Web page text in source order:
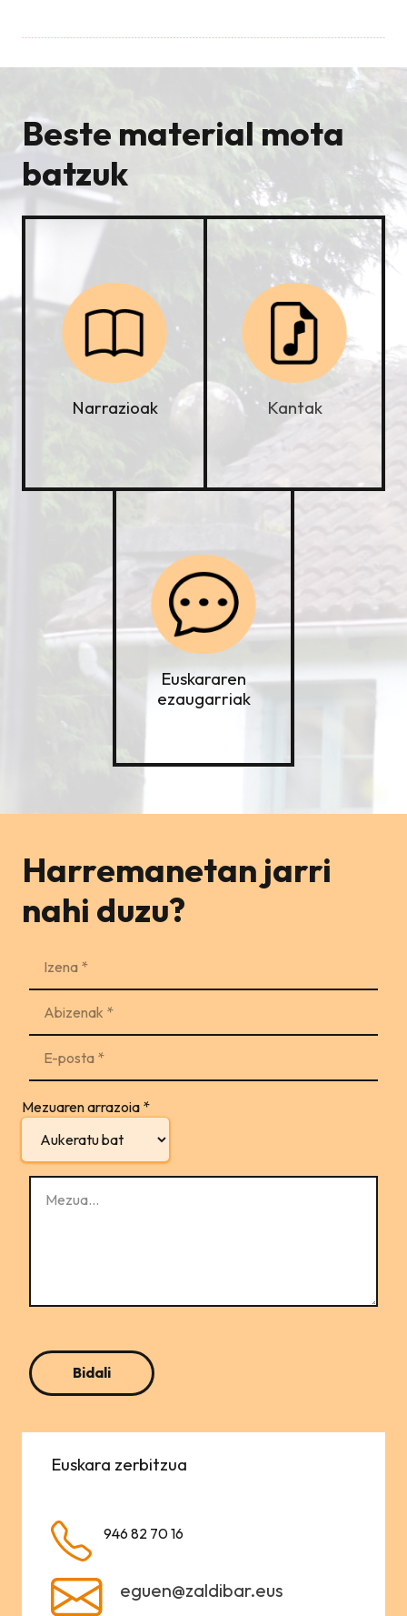
Beste material mota
batzuk
Narrazioak Kantak
Euskararen
ezaugarriak
Harremanetan jarri
nahi duzu?
Mezuaren arrazoia *
Euskara zerbitzua
946 82 70 16
eguen@zaldibar.eus